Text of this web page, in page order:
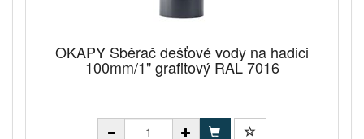
OKAPY Sběrač dešťové vody na hadici
100mm/1" grafitový RAL 7016